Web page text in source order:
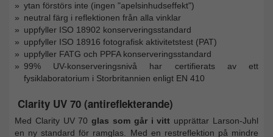
ytan förstörs inte (ingen "apelsinhudseffekt")
neutral färg i reflektionen från alla vinklar
uppfyller ISO 18902 konserveringsstandard
uppfyller ISO 18916 fotografisk aktivitetstest (PAT)
uppfyller FATG och PPFA konserveringsstandard
99% UV-konserveringsnivå har certifierats av ett
fysiklaboratorium i Storbritannien enligt EN 410
Clarity UV 70 (antireflekterande)
Med Clarity UV 70glas som går i vitt upprättar Larson-Juhl
en ny standard för ramglas. Med en restreflektion på mindre